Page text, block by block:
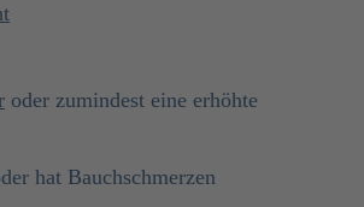
oder zumindest eine erhöhte
hat Bauchschmerzen